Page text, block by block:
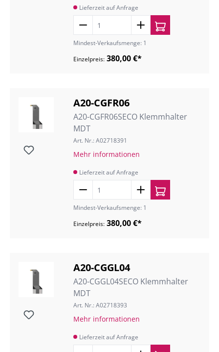
Lieferzeit auf Anfrage
Mindest-Verkaufsmenge: 1
Einzelpreis: 380,00 €*
A20-CGFR06
A20-CGFR06SECO Klemmhalter
MDT
Art. Nr.: A02718391
Mehr informationen
Lieferzeit auf Anfrage
Mindest-Verkaufsmenge: 1
Einzelpreis: 380,00 €*
A20-CGGL04
A20-CGGL04SECO Klemmhalter
MDT
Art. Nr.: A02718393
Mehr informationen
Lieferzeit auf Anfrage